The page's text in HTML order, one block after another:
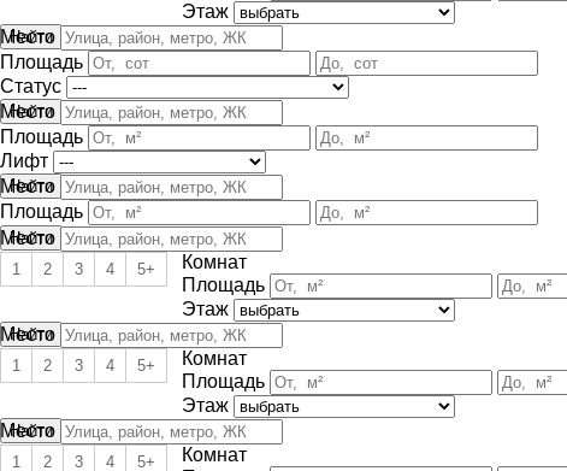
Этаж
Место
Площадь
Статус
Место
Площадь
Лифт
Место
Площадь
Место
Комнат
1 2 3 4 5+
Площадь
Этаж
Место
Комнат
1 2 3 4 5+
Площадь
Этаж
Место
Комнат
1 2 3 4 5+